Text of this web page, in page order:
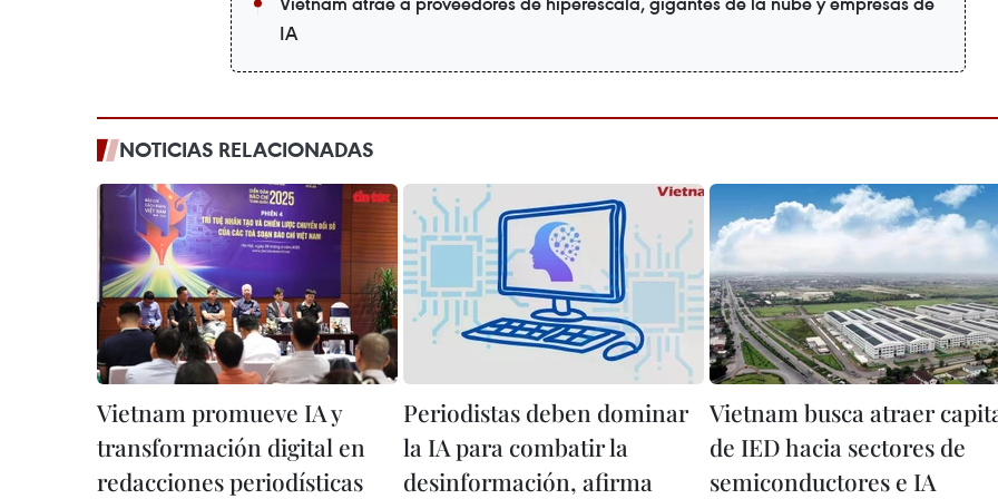
IA
NOTICIAS RELACIONADAS
Vietnam promueve IA y
transformación digital en
redacciones periodísticas
Periodistas deben dominar
la IA para combatir la
desinformación, afirma
Vietnam busca atraer
de IED hacia sectores de
semiconductores e IA